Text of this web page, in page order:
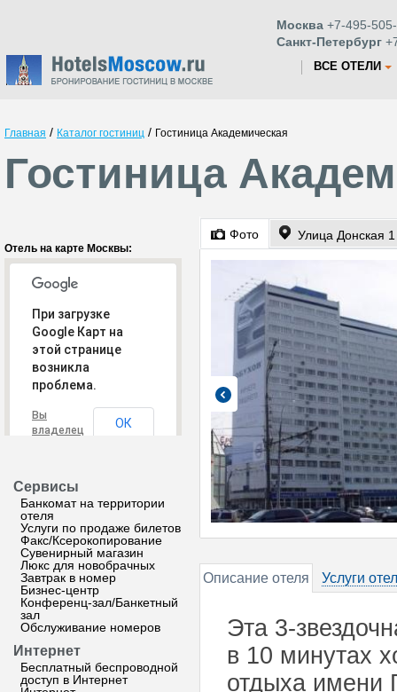
Москва +7-495-
Санкт-Петербург
ВСЕ ОТЕЛИ
Главная / Каталог гостиниц / Гостиница Академическая
Гостиница
Отель на карте Москвы:
При загрузке
Google Карт на
этой странице
возникла
проблема.
Вы
владелец
ОК
Сервисы
Банкомат на территории
отеля
Услуги по продаже билетов
Факс/Ксерокопирование
Сувенирный магазин
Люкс для новобрачных
Завтрак в номер
Бизнес-центр
Конференц-зал/Банкетный
зал
Обслуживание номеров
Интернет
Бесплатный беспроводной
доступ в Интернет
Фото Улица Донская 1
Описание отеля Услуги
Эта 3-
в 10 минутах
отдыха имени